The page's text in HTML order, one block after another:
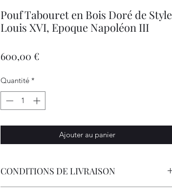
Pouf Tabouret en Bois Doré de Style
Louis XVI, Epoque Napoléon III
600,00 €
Quantité *
Ajouter au panier
CONDITIONS DE LIVRAISON